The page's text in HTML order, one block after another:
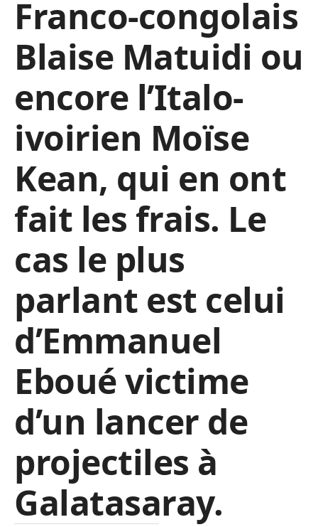
Franco-congolais
Blaise Matuidi ou
encore l’Italo-
ivoirien Moïse
Kean, qui en ont
fait les frais. Le
cas le plus
parlant est celui
d’Emmanuel
Eboué victime
d’un lancer de
projectiles à
Galatasaray.